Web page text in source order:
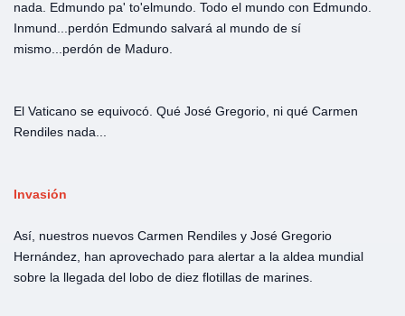
nada. Edmundo pa' to'elmundo. Todo el mundo con Edmundo.
Inmund...perdón Edmundo salvará al mundo de sí
mismo...perdón de Maduro.
El Vaticano se equivocó. Qué José Gregorio, ni qué Carmen
Rendiles nada...
Invasión
Así, nuestros nuevos Carmen Rendiles y José Gregorio
Hernández, han aprovechado para alertar a la aldea mundial
sobre la llegada del lobo de diez flotillas de marines.